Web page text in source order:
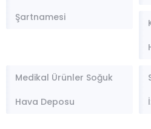
Şartnamesi
Medikal Ürünler Soğuk
Hava Deposu